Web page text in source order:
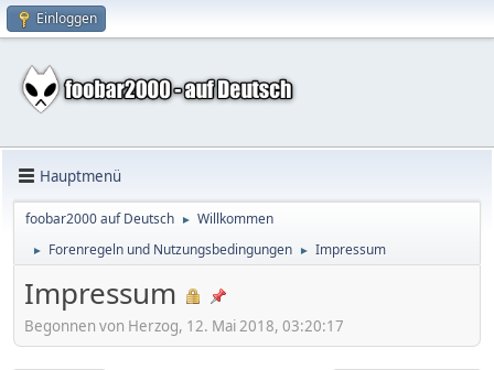
Einloggen
Hauptmenü
foobar2000 auf Deutsch ► Willkommen
► Forenregeln und Nutzungsbedingungen ► Impressum
Impressum
Begonnen von Herzog, 12. Mai 2018, 03:20:17